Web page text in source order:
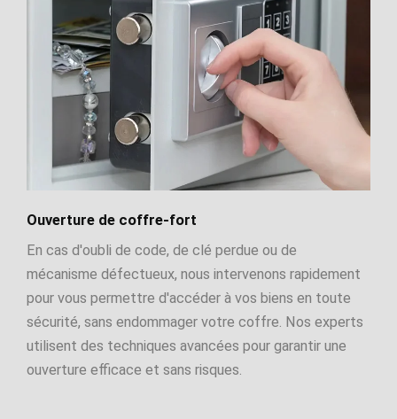
Ouverture de coffre-fort
En cas d'oubli de code, de clé perdue ou de
mécanisme défectueux, nous intervenons rapidement
pour vous permettre d'accéder à vos biens en toute
sécurité, sans endommager votre coffre. Nos experts
utilisent des techniques avancées pour garantir une
ouverture efficace et sans risques.